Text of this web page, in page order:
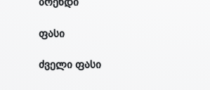
ფასი
ძველი ფასი